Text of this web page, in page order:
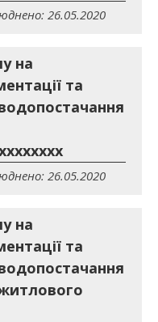
26.05.2020
на
та
26.05.2020
на
та